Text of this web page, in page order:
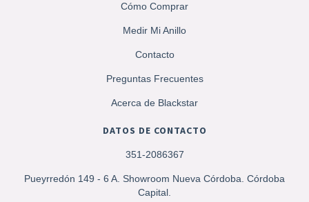
Cómo Comprar
Medir Mi Anillo
Contacto
Preguntas Frecuentes
Acerca de Blackstar
DATOS DE CONTACTO
351-2086367
Pueyrredón 149 - 6 A. Showroom Nueva Córdoba. Córdoba
Capital.